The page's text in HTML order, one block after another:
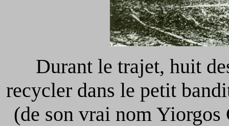
Durant le trajet, huit
recycler dans le petit
(de son vrai nom